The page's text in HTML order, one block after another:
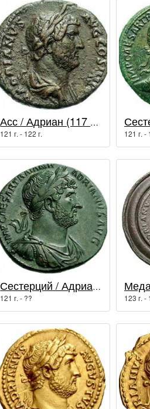
Асс / Адриан (117 - 138 гг.)
121 г. - 122 г. 121 г. -
Сестерций / Адриан (117 - 138 гг.)
121 г. - ?? 123 г. -